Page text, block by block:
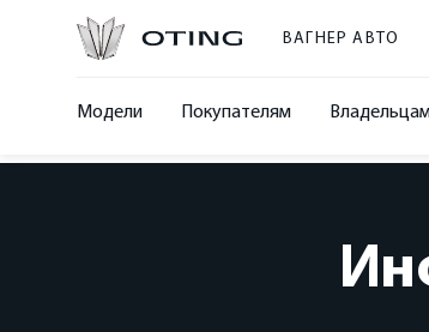
ВАГНЕР АВТО
Модели Покупателям